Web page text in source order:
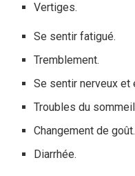
Vertiges.
Se sentir fatigué.
Tremblement.
Se sentir nerveux et
Troubles du
Changement de goût.
Diarrhée.